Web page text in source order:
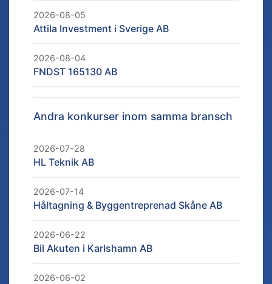
2026-08-05
Attila Investment i Sverige AB
2026-08-04
FNDST 165130 AB
Andra konkurser inom samma bransch
2026-07-28
HL Teknik AB
2026-07-14
Håltagning & Byggentreprenad Skåne AB
2026-06-22
Bil Akuten i Karlshamn AB
2026-06-02